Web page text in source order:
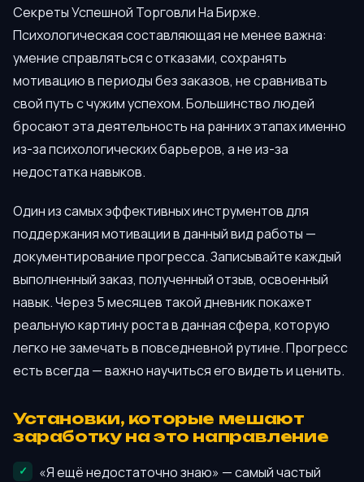
Секреты Успешной Торговли На Бирже.
Психологическая составляющая не менее важна:
умение справляться с отказами, сохранять
мотивацию в периоды без заказов, не сравнивать
свой путь с чужим успехом. Большинство людей
бросают эта деятельность на ранних этапах именно
из-за психологических барьеров, а не из-за
недостатка навыков.
Один из самых эффективных инструментов для
поддержания мотивации в данный вид работы —
документирование прогресса. Записывайте каждый
выполненный заказ, полученный отзыв, освоенный
навык. Через 5 месяцев такой дневник покажет
реальную картину роста в данная сфера, которую
легко не замечать в повседневной рутине. Прогресс
есть всегда — важно научиться его видеть и ценить.
Установки, которые мешают
заработку на это направление
«Я ещё недостаточно знаю» — самый частый